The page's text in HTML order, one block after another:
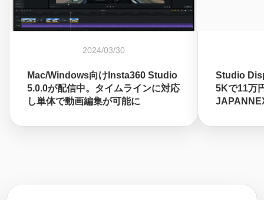
2024/03/30
Mac/Windows向けInsta360 Studio
5.0.0が配信中。タイムラインに対応
し単体で動画編集が可能に
Studio
5Kで11万